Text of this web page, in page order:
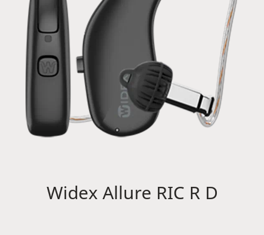
Widex Allure RIC R D